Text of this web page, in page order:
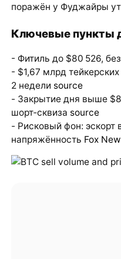
поражён у Фуджайры
Ключевые пункты
- Фитиль до $80 526,
- $1,67 млрд
2 недели source
- Закрытие дня выше
шорт‑сквиза source
- Рисковый фон: эскорт
напряжённость Fox